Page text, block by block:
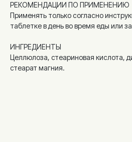
РЕКОМЕНДАЦИИ ПО ПРИМЕНЕНИЮ
Применять только согласно
таблетке в день во время еды или
ИНГРЕДИЕНТЫ
Целлюлоза, стеариновая кислота,
стеарат магния.